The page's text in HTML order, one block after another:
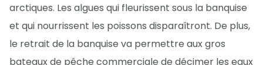
arctiques. Les algues qui fleurissent sous la banquise
et qui nourrissent les poissons disparaîtront. De plus,
le retrait de la banquise va permettre aux gros
bateaux de pêche commerciale de décimer les eaux